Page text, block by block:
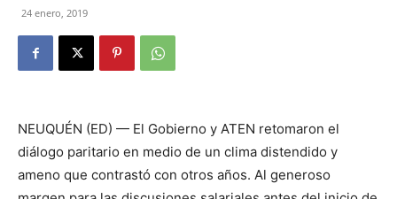
24 enero, 2019
NEUQUÉN (ED) — El Gobierno y ATEN retomaron el
diálogo paritario en medio de un clima distendido y
ameno que contrastó con otros años. Al generoso